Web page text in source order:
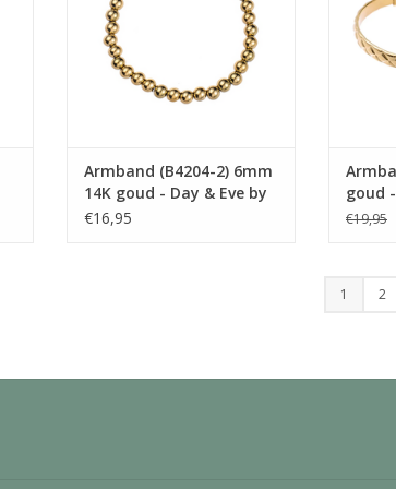
Armband (B4204-2) 6mm
14K goud - Day & Eve by
Go Dutch Label
€16,95
goud
Dutch
€19,95
1 2